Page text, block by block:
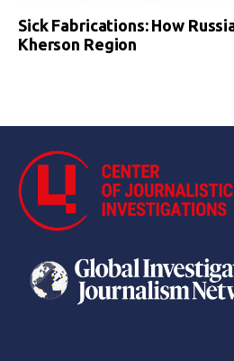
Sick Fabrications: How
Kherson Region